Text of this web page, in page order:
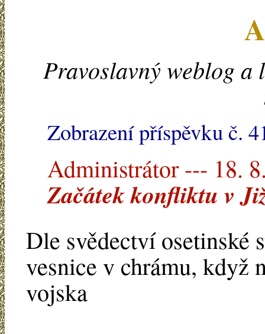
Pravoslavný weblog a
Zobrazení příspěvku č.
Administrátor --- 18.
Začátek konfliktu v
Dle svědectví osetinské
vesnice v chrámu, když
vojska